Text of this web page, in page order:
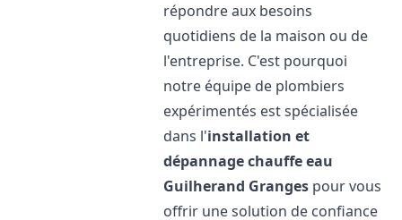
répondre aux besoins
quotidiens de la maison ou de
l'entreprise. C'est pourquoi
notre équipe de plombiers
expérimentés est spécialisée
dans l'installation et
dépannage chauffe eau
Guilherand Granges pour vous
offrir une solution de confiance